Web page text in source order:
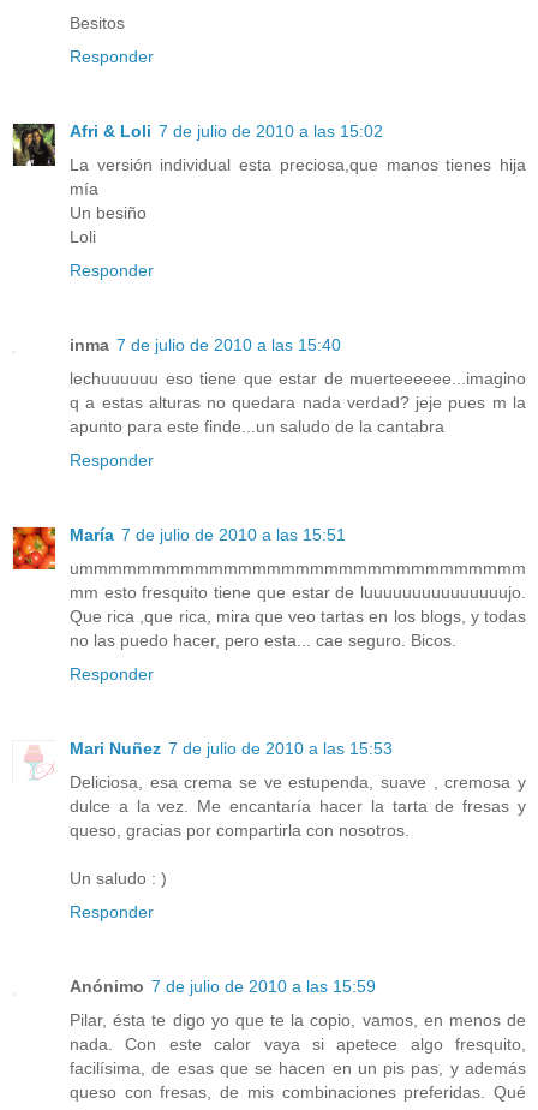
Besitos
Responder
Afri & Loli 7 de julio de 2010 a las 15:02
La versión individual esta preciosa,que manos tienes hija
mía
Un besiño
Loli
Responder
inma 7 de julio de 2010 a las 15:40
lechuuuuuu eso tiene que estar de muerteeeeee...imagino
q a estas alturas no quedara nada verdad? jeje pues m la
apunto para este finde...un saludo de la cantabra
Responder
María 7 de julio de 2010 a las 15:51
ummmmmmmmmmmmmmmmmmmmmmmmmmmmmmm
mm esto fresquito tiene que estar de luuuuuuuuuuuuuuujo.
Que rica ,que rica, mira que veo tartas en los blogs, y todas
no las puedo hacer, pero esta... cae seguro. Bicos.
Responder
Mari Nuñez 7 de julio de 2010 a las 15:53
Deliciosa, esa crema se ve estupenda, suave , cremosa y
dulce a la vez. Me encantaría hacer la tarta de fresas y
queso, gracias por compartirla con nosotros.
Un saludo : )
Responder
Anónimo 7 de julio de 2010 a las 15:59
Pilar, ésta te digo yo que te la copio, vamos, en menos de
nada. Con este calor vaya si apetece algo fresquito,
facilísima, de esas que se hacen en un pis pas, y además
queso con fresas, de mis combinaciones preferidas. Qué